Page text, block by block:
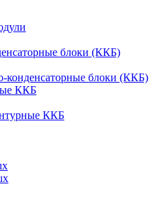
блоки (ККБ)
конденсаторные блоки (ККБ)
ККБ
ККБ